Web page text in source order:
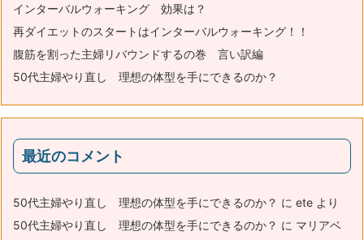
インターバルウォーキング 効果は？
再ダイエットのスタートはインターバルウォーキング！！
腹筋を割った主婦リバウンドするの巻 言い訳編
50代主婦やり直し 理想の体型を手にできるのか？
最近のコメント
50代主婦やり直し 理想の体型を手にできるのか？ に ete より
50代主婦やり直し 理想の体型を手にできるのか？ に マリアベ